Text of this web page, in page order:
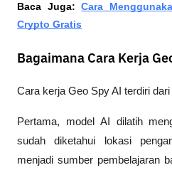
Baca Juga: Cara
Crypto Gratis
Bagaimana Cara Kerja
Cara kerja Geo Spy AI terdiri
Pertama, model AI dilatih
sudah diketahui lokasi
menjadi sumber pembelajaran